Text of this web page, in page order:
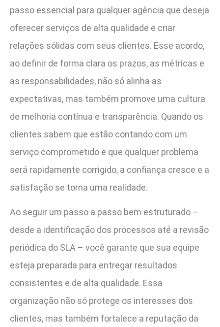
passo essencial para qualquer agência que deseja
oferecer serviços de alta qualidade e criar
relações sólidas com seus clientes. Esse acordo,
ao definir de forma clara os prazos, as métricas e
as responsabilidades, não só alinha as
expectativas, mas também promove uma cultura
de melhoria contínua e transparência. Quando os
clientes sabem que estão contando com um
serviço comprometido e que qualquer problema
será rapidamente corrigido, a confiança cresce e a
satisfação se torna uma realidade.
Ao seguir um passo a passo bem estruturado –
desde a identificação dos processos até a revisão
periódica do SLA – você garante que sua equipe
esteja preparada para entregar resultados
consistentes e de alta qualidade. Essa
organização não só protege os interesses dos
clientes, mas também fortalece a reputação da